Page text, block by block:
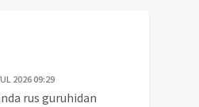
2026 09:29
rus guruhidan